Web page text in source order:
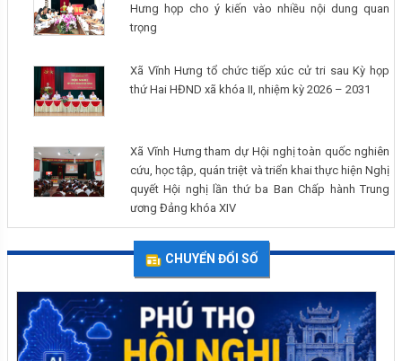
Hưng họp cho ý kiến vào nhiều nội dung quan
trọng
Xã Vĩnh Hưng tổ chức tiếp xúc cử tri sau Kỳ họp
thứ Hai HĐND xã khóa II, nhiệm kỳ 2026 – 2031
Xã Vĩnh Hưng tham dự Hội nghị toàn quốc nghiên
cứu, học tập, quán triệt và triển khai thực hiện Nghị
quyết Hội nghị lần thứ ba Ban Chấp hành Trung
ương Đảng khóa XIV
CHUYỂN ĐỔI SỐ